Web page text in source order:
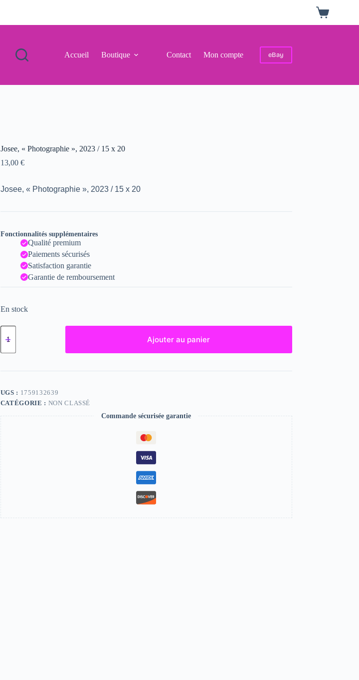
Panier
d’achat
Accueil Boutique Contact Mon compte eBay
Josee, « Photographie », 2023 / 15 x 20
13,00 €
Josee, « Photographie », 2023 / 15 x 20
Fonctionnalités supplémentaires
Qualité premium
Paiements sécurisés
Satisfaction garantie
Garantie de remboursement
En stock
quantité
de
"Photographie",
/
x
20
Ajouter au panier
UGS : 1759132639
CATÉGORIE : NON CLASSÉ
Commande sécurisée garantie